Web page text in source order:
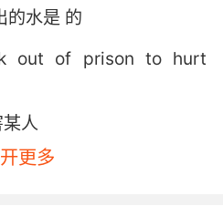
的水是 的
out of prison to hurt
人
with you and another
更多